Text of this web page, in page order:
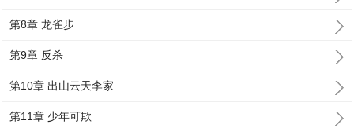
第8章 龙雀步
第9章 反杀
第10章 出山云天李家
第11章 少年可欺